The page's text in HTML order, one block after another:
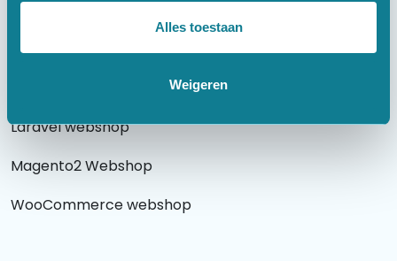
Alles toestaan
Weigeren
Laravel webshop
Magento2 Webshop
WooCommerce webshop